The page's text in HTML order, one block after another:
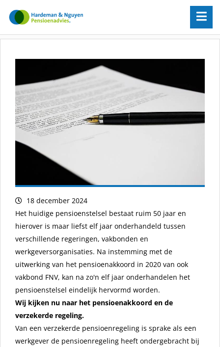
18 december 2024
Het huidige pensioenstelsel bestaat ruim 50 jaar en
hierover is maar liefst elf jaar onderhandeld tussen
verschillende regeringen, vakbonden en
werkgeversorganisaties. Na instemming met de
uitwerking van het pensioenakkoord in 2020 van ook
vakbond FNV, kan na zo'n elf jaar onderhandelen het
pensioenstelsel eindelijk hervormd worden.
Wij kijken nu naar het pensioenakkoord en de
verzekerde regeling.
Van een verzekerde pensioenregeling is sprake als een
werkgever de pensioenregeling heeft ondergebracht bij